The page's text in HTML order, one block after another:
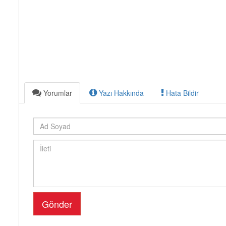
Yorumlar Yazı Hakkında Hata Bildir
Gönder